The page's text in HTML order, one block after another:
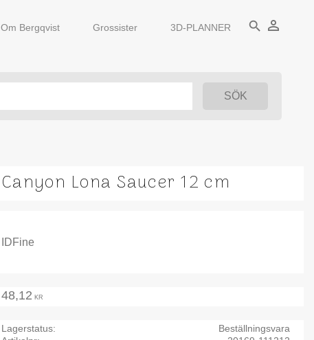
Om Bergqvist Grossister 3D-PLANNER search person_outline
Canyon Lona Saucer 12 cm
IDFine
48,12 KR
Lagerstatus
Beställningsvara